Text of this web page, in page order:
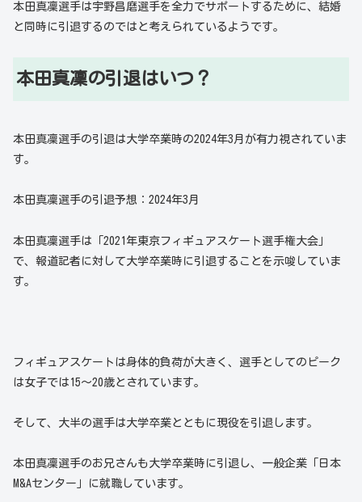
本田真凜選手は宇野昌磨選手を全力でサポートするために、結婚
と同時に引退するのではと考えられているようです。
本田真凜の引退はいつ？
本田真凜選手の引退は大学卒業時の2024年3月が有力視されていま
す。
本田真凜選手の引退予想：2024年3月
本田真凜選手は「2021年東京フィギュアスケート選手権大会」
で、報道記者に対して大学卒業時に引退することを示唆していま
す。
フィギュアスケートは身体的負荷が大きく、選手としてのピーク
は女子では15～20歳とされています。
そして、大半の選手は大学卒業とともに現役を引退します。
本田真凜選手のお兄さんも大学卒業時に引退し、一般企業「日本
M&Aセンター」に就職しています。